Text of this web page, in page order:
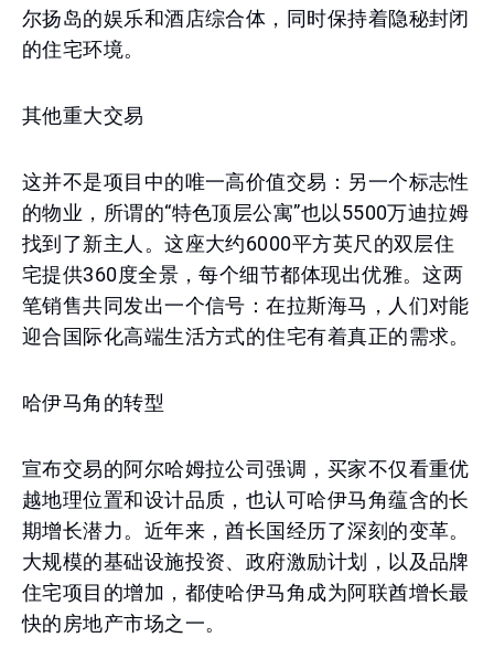
尔扬岛的娱乐和酒店综合体，同时保持着隐秘封闭
的住宅环境。
其他重大交易
这并不是项目中的唯一高价值交易：另一个标志性
的物业，所谓的“特色顶层公寓”也以5500万迪拉姆
找到了新主人。这座大约6000平方英尺的双层住
宅提供360度全景，每个细节都体现出优雅。这两
笔销售共同发出一个信号：在拉斯海马，人们对能
迎合国际化高端生活方式的住宅有着真正的需求。
哈伊马角的转型
宣布交易的阿尔哈姆拉公司强调，买家不仅看重优
越地理位置和设计品质，也认可哈伊马角蕴含的长
期增长潜力。近年来，酋长国经历了深刻的变革。
大规模的基础设施投资、政府激励计划，以及品牌
住宅项目的增加，都使哈伊马角成为阿联酋增长最
快的房地产市场之一。